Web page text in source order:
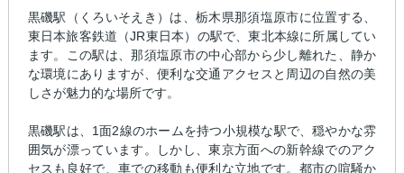
黒磯駅（くろいそえき）は、栃木県那須塩原市に位置する、
東日本旅客鉄道（JR東日本）の駅で、東北本線に所属してい
ます。この駅は、那須塩原市の中心部から少し離れた、静か
な環境にありますが、便利な交通アクセスと周辺の自然の美
しさが魅力的な場所です。
黒磯駅は、1面2線のホームを持つ小規模な駅で、穏やかな雰
囲気が漂っています。しかし、東京方面への新幹線でのアク
セスも良好で、車での移動も便利な立地です。都市の喧騒か